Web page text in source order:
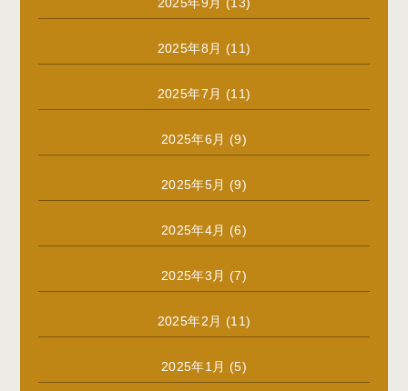
2025年8月 (11)
2025年7月 (11)
2025年6月 (9)
2025年5月 (9)
2025年4月 (6)
2025年3月 (7)
2025年2月 (11)
2025年1月 (5)